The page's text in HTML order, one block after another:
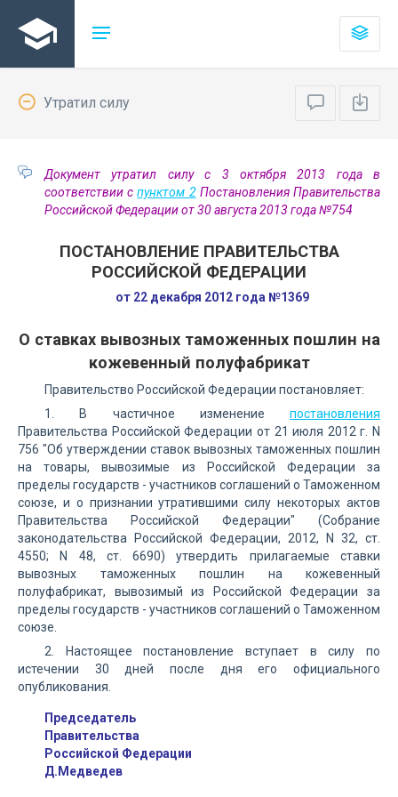
Утратил силу
Документ утратил силу с 3 октября 2013 года в
соответствии спунктом 2Постановления Правительства
Российской Федерации от 30 августа 2013 года №754
ПОСТАНОВЛЕНИЕ ПРАВИТЕЛЬСТВА
РОССИЙСКОЙ ФЕДЕРАЦИИ
от 22 декабря 2012 года №1369
О ставках вывозных таможенных пошлин на
кожевенный полуфабрикат
Правительство Российской Федерации постановляет:
1. В частичное изменение постановления
Правительства Российской Федерации от 21 июля 2012 г. N
756 "Об утверждении ставок вывозных таможенных пошлин
на товары, вывозимые из Российской Федерации за
пределы государств - участников соглашений о Таможенном
союзе, и о признании утратившими силу некоторых актов
Правительства Российской Федерации" (Собрание
законодательства Российской Федерации, 2012, N 32, ст.
4550; N 48, ст. 6690) утвердить прилагаемые ставки
вывозных таможенных пошлин на кожевенный
полуфабрикат, вывозимый из Российской Федерации за
пределы государств - участников соглашений о Таможенном
союзе.
2. Настоящее постановление вступает в силу по
истечении 30 дней после дня его официального
опубликования.
Председатель
Правительства
Российской Федерации
Д.Медведев